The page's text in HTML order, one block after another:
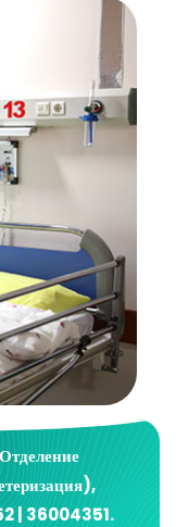
Отделение
,
| 36004351.